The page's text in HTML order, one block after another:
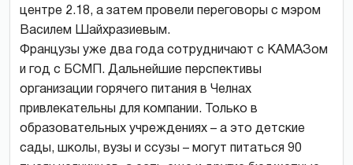
центре 2.18, а затем провели переговоры с мэром
Василем Шайхразиевым.
Французы уже два года сотрудничают с КАМАЗом
и год с БСМП. Дальнейшие перспективы
организации горячего питания в Челнах
привлекательны для компании. Только в
образовательных учреждениях – а это детские
сады, школы, вузы и ссузы – могут питаться 90